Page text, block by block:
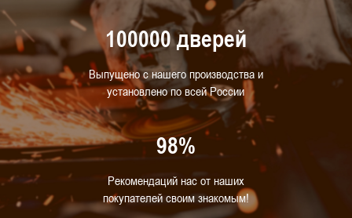
Для детского сада
Для лаборатории
Стандартные металлические Для гостиниц
Для гаража Для насосной станции
С замком С доводчиком
Для многоквартирных жилых домов
С отделкой Для прачечной Для АЗС
100000 дверей
Выпущено с нашего производства и
установлено по всей России
98%
Рекомендаций нас от наших
покупателей своим знакомым!